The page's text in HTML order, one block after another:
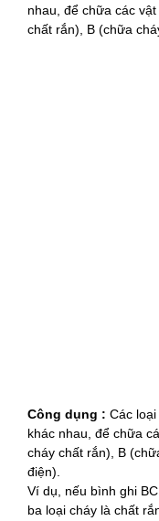
nhau, để chữa các
chất rắn), B (chữa
Công dụng : Các
khác nhau, để chữa
cháy chất rắn), B
điện).
Ví dụ, nếu bình ghi
ba loại cháy là chất